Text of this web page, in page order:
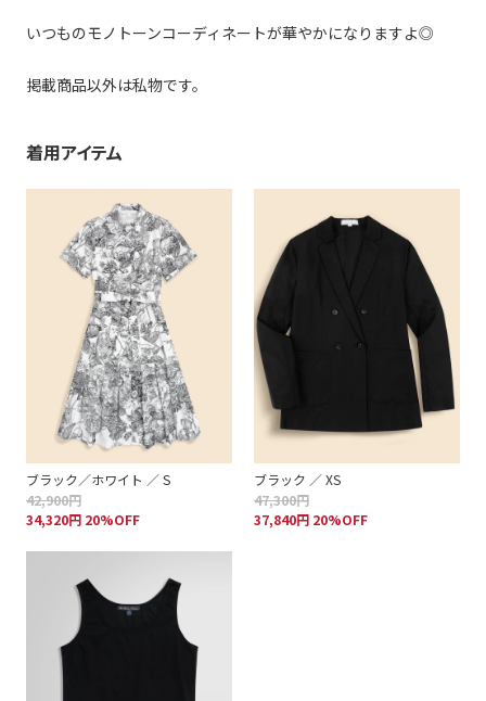
いつものモノトーンコーディネートが華やかになりますよ◎
掲載商品以外は私物です。
着用アイテム
ブラック／ホワイト ／ S
42,900円
34,320円 20%OFF
ブラック ／ XS
47,300円
37,840円 20%OFF